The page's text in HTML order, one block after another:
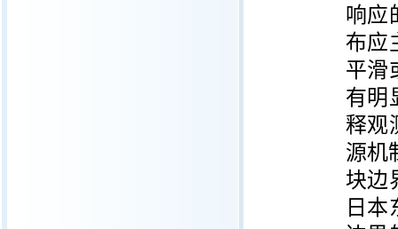
响应
布应
平滑
有明
释观
源机
块边
日